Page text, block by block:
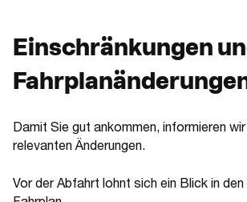
Einschränkungen
Damit Sie gut ankommen, informieren
relevanten Änderungen.
Vor der Abfahrt lohnt sich ein Blick in